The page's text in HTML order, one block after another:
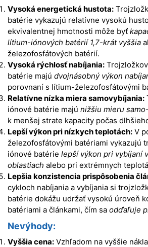
Vysoká energetická hustota:
batérie vykazujú relatívne vysokú
ekvivalentnej hmotnosti môže byť
lítium-iónových batérií 1,7-krát vyššia
železofosfátových batérií.
Vysoká rýchlosť nabíjania:
batérie majú dvojnásobný výkon
porovnaní s lítium-železofosfátovými
Relatívne nízka miera samovybíjania:
iónové batérie majú nižšiu mieru
k menšej strate kapacity počas
Lepší výkon pri nízkych teplotách: V
železofosfátovými batériami vykazujú
iónové batérie lepší výkon pri vybíjaní
oblastiach alebo pri extrémnych
Lepšia konzistencia prispôsobenia
cykloch nabíjania a vybíjania si
batérie dokážu udržať vysokú úroveň
batériami a článkami, čím sa odďaľuje
Nevýhody:
Vyššia cena: Vzhľadom na vyššie